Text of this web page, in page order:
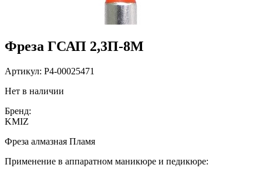
Фреза ГСАП 2,3П-8М
Артикул: P4-00025471
Нет в наличии
Бренд:
KMIZ
Фреза алмазная Пламя
Применение в аппаратном маникюре и педикюре: